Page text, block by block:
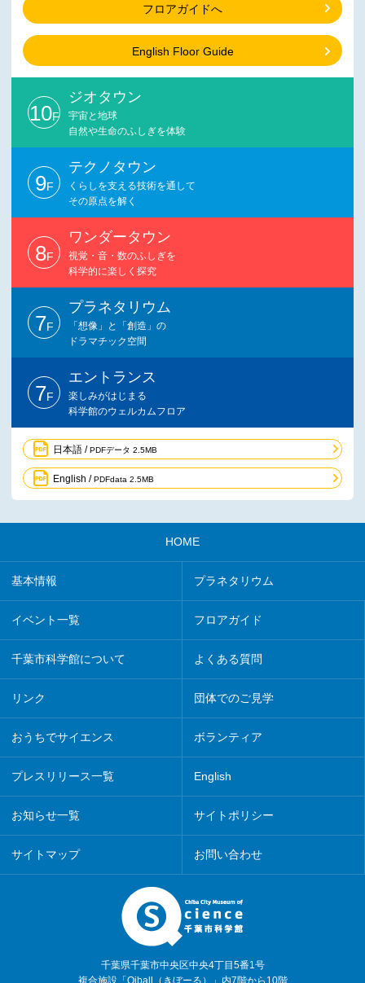
フロアガイドへ
English Floor Guide
10F
ジオタウン
宇宙と地球
自然や生命のふしぎを体験
9F
テクノタウン
くらしを支える技術を通して
その原点を解く
8F
ワンダータウン
視覚・音・数のふしぎを
科学的に楽しく探究
7F
プラネタリウム
「想像」と「創造」の
ドラマチック空間
7F
エントランス
楽しみがはじまる
科学館のウェルカムフロア
日本語 /PDFデータ 2.5MB
English /PDFdata 2.5MB
HOME
基本情報 プラネタリウム
イベント一覧 フロアガイド
千葉市科学館について よくある質問
リンク 団体でのご見学
おうちでサイエンス ボランティア
プレスリリース一覧 English
お知らせ一覧 サイトポリシー
サイトマップ お問い合わせ
千葉県千葉市中央区中央4丁目5番1号